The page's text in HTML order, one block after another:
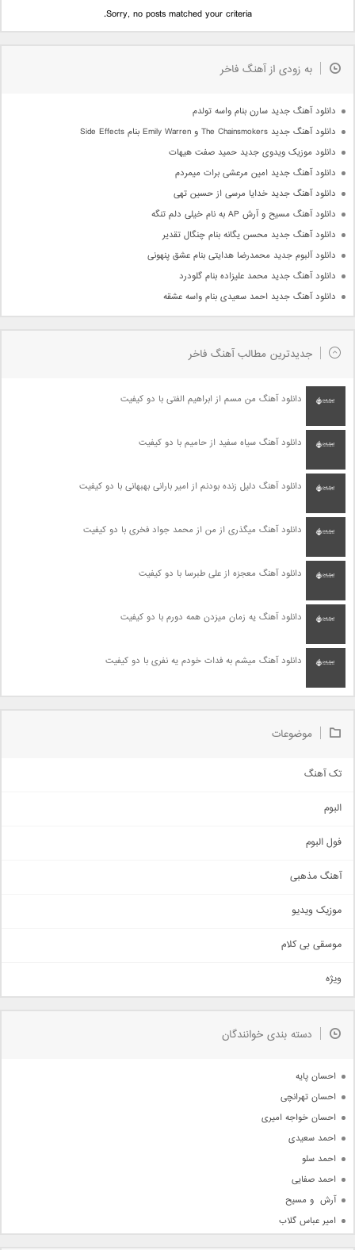
Sorry, no posts matched your criteria.
به زودی از آهنگ فاخر
دانلود آهنگ جدید سارن بنام واسه تولدم
دانلود آهنگ جدید The Chainsmokers و Emily Warren بنام Side Effects
دانلود موزیک ویدوی جدید حمید صفت هیهات
دانلود آهنگ جدید امین مرعشی برات میمردم
دانلود آهنگ جدید خدایا مرسی از حسین تهی
دانلود آهنگ مسیح و آرش AP به نام خیلی دلم تنگه
دانلود آهنگ جدید محسن یگانه بنام چنگال تقدیر
دانلود آلبوم جدید محمدرضا هدایتی بنام عشق پنهونی
دانلود آهنگ جدید محمد علیزاده بنام گلودرد
دانلود آهنگ جدید احمد سعیدی بنام واسه عشقه
جدیدترین مطالب آهنگ فاخر
دانلود آهنگ من مسم از ابراهیم الفتی با دو کیفیت
دانلود آهنگ سیاه سفید از حامیم با دو کیفیت
دانلود آهنگ دلیل زنده بودنم از امیر بارانی بهبهانی با دو کیفیت
دانلود آهنگ میگذری از من از محمد جواد فخری با دو کیفیت
دانلود آهنگ معجزه از علی طبرسا با دو کیفیت
دانلود آهنگ یه زمان میزدن همه دورم با دو کیفیت
دانلود آهنگ میشم به فدات خودم یه نفری با دو کیفیت
موضوعات
تک آهنگ
اجتماعی
حماسی
سنتی
اهنگ بندرعباسی
دمو
مذهبی
جدیدترین ها
البوم
فول البوم
آهنگ مذهبی
موزیک ویدیو
موسقی بی کلام
ویژه
دسته بندی خوانندگان
احسان پایه
احسان تهرانچی
احسان خواجه امیری
احمد سعیدی
احمد سلو
احمد صفایی
آرش  و مسیح
امیر عباس گلاب